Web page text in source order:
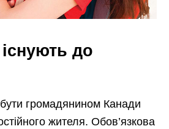
до
громадянином Канади
жителя. Обов’язкова